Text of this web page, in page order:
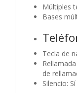
Múltiples
Bases
Tecla de
de
Silencio: